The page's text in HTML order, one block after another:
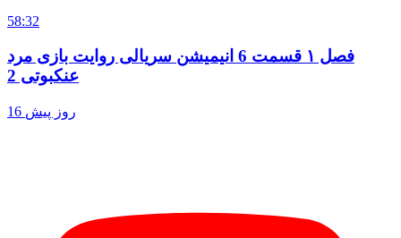
58:32
فصل ۱ قسمت 6 انیمیشن سریالی روایت بازی مرد
عنکبوتی 2
16 روز پیش